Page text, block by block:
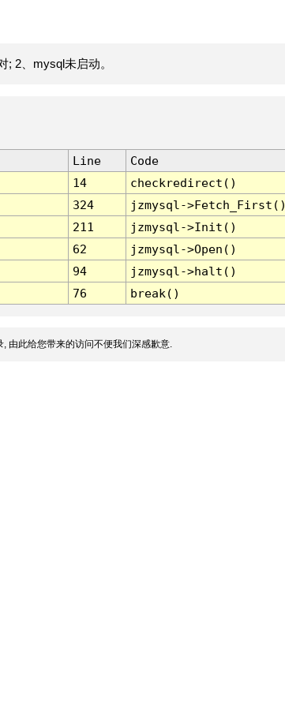
2、mysql未启动。
Line
Code
14
checkredirect()
324
jzmysql-
211
jzmysql->Init()
62
jzmysql->Open()
94
jzmysql->halt()
76 break()
由此给您带来的访问不便我们深感歉意.